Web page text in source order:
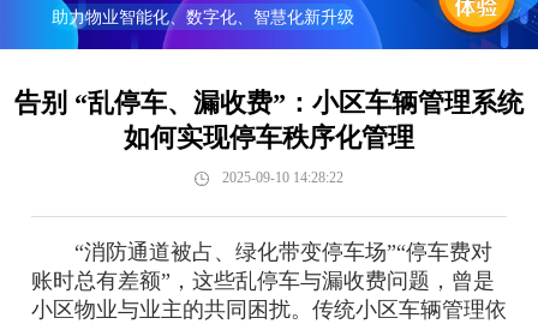
助力物业智能化、数字化、智慧化新升级
告别 “乱停车、漏收费”：小区车辆管理系统
如何实现停车秩序化管理
2025-09-10 14:28:22
“消防通道被占、绿化带变停车场”“停车费对
账时总有差额”，这些乱停车与漏收费问题，曾是
小区物业与业主的共同困扰。传统小区车辆管理依